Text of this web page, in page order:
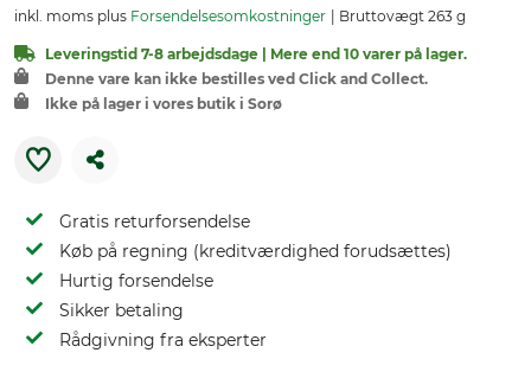
inkl. moms plus Forsendelsesomkostninger Bruttovægt 263 g
Leveringstid 7-8 arbejdsdage | Mere end 10 varer på lager.
Denne vare kan ikke bestilles ved Click and Collect.
Ikke på lager i vores butik i Sorø
Gratis returforsendelse
Køb på regning (kreditværdighed forudsættes)
Hurtig forsendelse
Sikker betaling
Rådgivning fra eksperter